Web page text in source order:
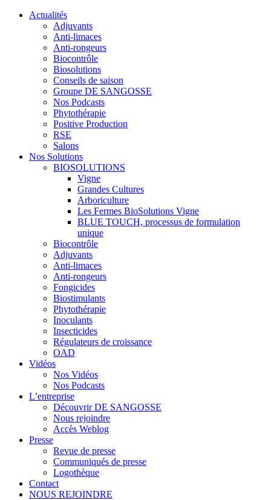
Actualités
Adjuvants
Anti-limaces
Anti-rongeurs
Biocontrôle
Biosolutions
Conseils de saison
Groupe DE SANGOSSE
Nos Podcasts
Phytothérapie
Positive Production
RSE
Salons
Nos Solutions
BIOSOLUTIONS
Vigne
Grandes Cultures
Arboriculture
Les Fermes BioSolutions Vigne
BLUE TOUCH, processus de formulation
unique
Biocontrôle
Adjuvants
Anti-limaces
Anti-rongeurs
Fongicides
Biostimulants
Phytothérapie
Inoculants
Insecticides
Régulateurs de croissance
OAD
Vidéos
Nos Vidéos
Nos Podcasts
L’entreprise
Découvrir DE SANGOSSE
Nous rejoindre
Accès Weblog
Presse
Revue de presse
Communiqués de presse
Logothèque
Contact
NOUS REJOINDRE